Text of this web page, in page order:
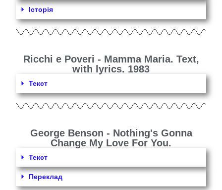
Історія
Ricchi e Poveri - Mamma Maria. Text,
with lyrics. 1983
Текст
George Benson - Nothing's Gonna
Change My Love For You.
Текст
Переклад